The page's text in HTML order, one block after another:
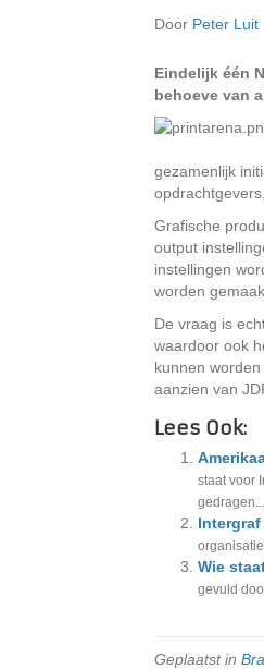
Door Peter Luit
Eindelijk één
behoeve van
gezamenlijk
Grafische
output
instellingen
worden
De vraag is
waardoor ook
kunnen
aanzien van
Lees Ook:
staat voor
Intergraf
Wie
gevuld
Geplaatst in